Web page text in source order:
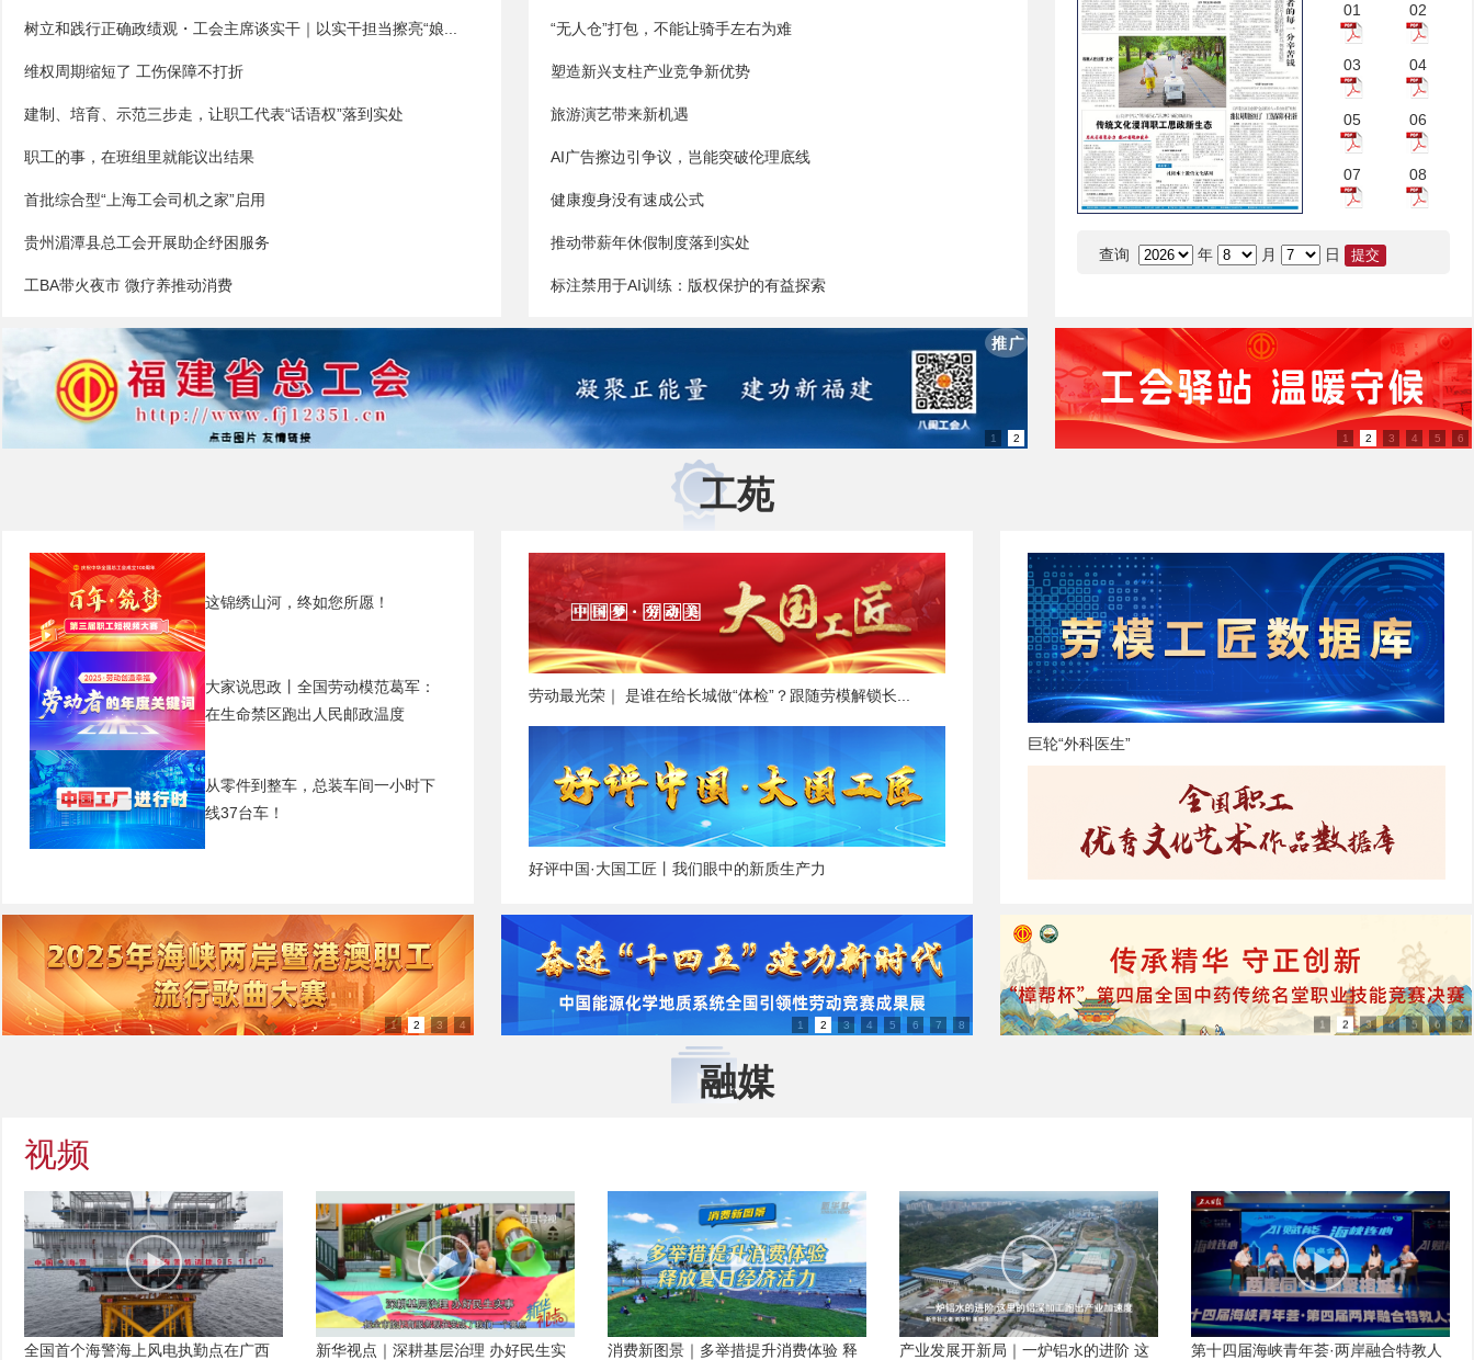
树立和践行正确政绩观・工会主席谈实干｜以实干担当擦亮“娘...
维权周期缩短了 工伤保障不打折
建制、培育、示范三步走，让职工代表“话语权”落到实处
职工的事，在班组里就能议出结果
首批综合型“上海工会司机之家”启用
贵州湄潭县总工会开展助企纾困服务
工BA带火夜市 微疗养推动消费
“无人仓”打包，不能让骑手左右为难
塑造新兴支柱产业竞争新优势
旅游演艺带来新机遇
AI广告擦边引争议，岂能突破伦理底线
健康瘦身没有速成公式
推动带薪年休假制度落到实处
标注禁用于AI训练：版权保护的有益探索
01 02
03 04
05 06
07 08
查询 年 月 日
1 2 1 2 3 4 5 6
工苑
这锦绣山河，终如您所愿！
大家说思政丨全国劳动模范葛军：
在生命禁区跑出人民邮政温度
从零件到整车，总装车间一小时下
线37台车！
巨轮“外科医生”
劳动最光荣｜ 是谁在给长城做“体检”？跟随劳模解锁长...
好评中国·大国工匠丨我们眼中的新质生产力
1 2 3 4 1 2 3 4 5 6 7 8 1 2 3 4 5 6 7
融媒
视频
全国首个海警海上风电执勤点在广西
新华视点｜深耕基层治理 办好民生实
消费新图景｜多举措提升消费体验 释
产业发展开新局｜一炉铝水的进阶 这
第十四届海峡青年荟·两岸融合特教人